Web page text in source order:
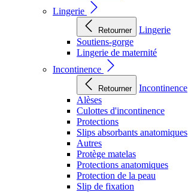
Lingerie
Retourner
Lingerie
Soutiens-gorge
Lingerie de maternité
Incontinence
Retourner
Incontinence
Alèses
Culottes d'incontinence
Protections
Slips absorbants anatomiques
Autres
Protège matelas
Protections anatomiques
Protection de la peau
Slip de fixation